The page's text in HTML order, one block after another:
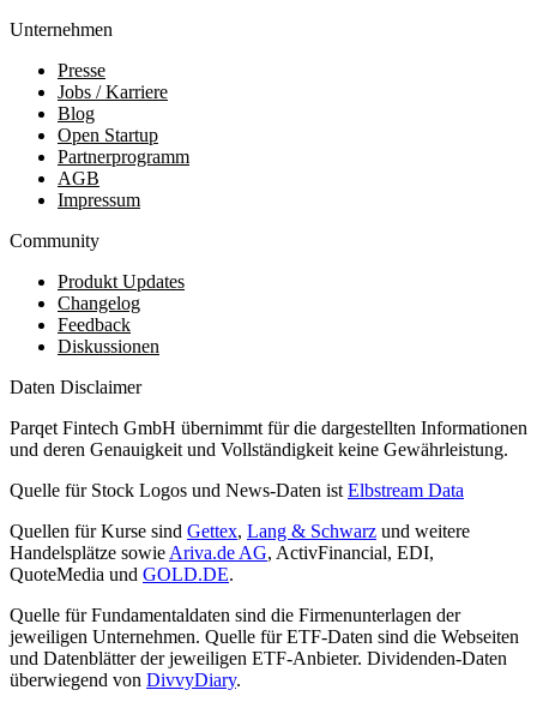
Unternehmen
Presse
Jobs / Karriere
Blog
Open Startup
Partnerprogramm
AGB
Impressum
Community
Produkt Updates
Changelog
Feedback
Diskussionen
Daten Disclaimer
Parqet Fintech GmbH übernimmt für die dargestellten Informationen
und deren Genauigkeit und Vollständigkeit keine Gewährleistung.
Quelle für Stock Logos und News-Daten ist Elbstream Data
Quellen für Kurse sind Gettex, Lang & Schwarz und weitere
Handelsplätze sowie Ariva.de AG, ActivFinancial, EDI,
QuoteMedia und GOLD.DE.
Quelle für Fundamentaldaten sind die Firmenunterlagen der
jeweiligen Unternehmen. Quelle für ETF-Daten sind die Webseiten
und Datenblätter der jeweiligen ETF-Anbieter. Dividenden-Daten
überwiegend von DivvyDiary.